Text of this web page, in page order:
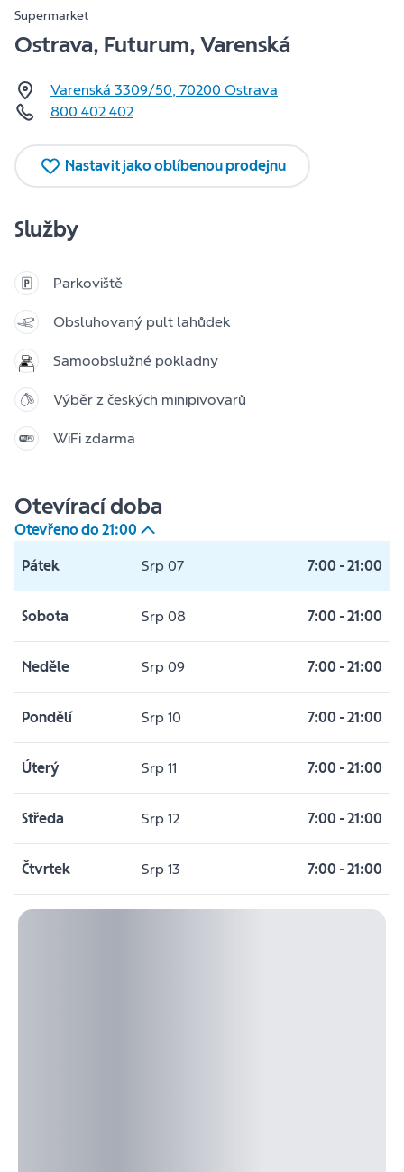
Nastavit jako oblíbenou prodejnu
Supermarket
Ostrava, Futurum, Varenská
Varenská 3309/50, 70200 Ostrava
800 402 402
Služby
Parkoviště
Obsluhovaný pult lahůdek
Samoobslužné pokladny
Výběr z českých minipivovarů
WiFi zdarma
Otevírací doba
Otevřeno do21:00
Pátek Srp 07 7:00 -21:00
Sobota Srp 08 7:00 -21:00
Neděle Srp 09 7:00 -21:00
Pondělí Srp 10 7:00 -21:00
Úterý Srp 11 7:00 -21:00
Středa Srp 12 7:00 -21:00
Čtvrtek Srp 13 7:00 -21:00